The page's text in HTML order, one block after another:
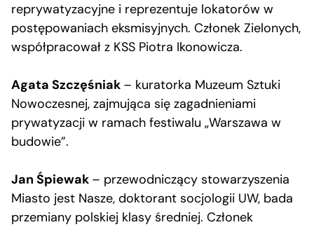
reprywatyzacyjne i reprezentuje lokatorów w
postępowaniach eksmisyjnych. Członek Zielonych,
współpracował z KSS Piotra Ikonowicza.
Agata Szczęśniak – kuratorka Muzeum Sztuki
Nowoczesnej, zajmująca się zagadnieniami
prywatyzacji w ramach festiwalu „Warszawa w
budowie”.
Jan Śpiewak – przewodniczący stowarzyszenia
Miasto jest Nasze, doktorant socjologii UW, bada
przemiany polskiej klasy średniej. Członek